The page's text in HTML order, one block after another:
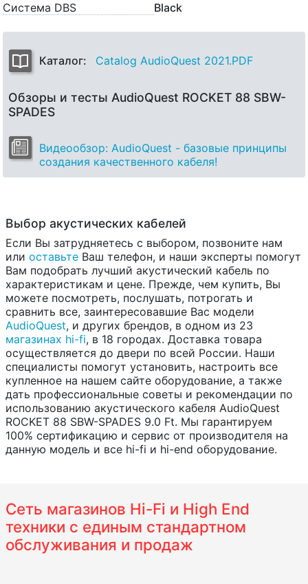
Система DBS
Black
Каталог: Catalog AudioQuest 2021.PDF
Обзоры и тесты AudioQuest ROCKET 88 SBW-
SPADES
Видеообзор: AudioQuest - базовые принципы
создания качественного кабеля!
Выбор акустических кабелей
Если Вы затрудняетесь с выбором, позвоните нам
или оставьте Ваш телефон, и наши эксперты помогут
Вам подобрать лучший акустический кабель по
характеристикам и цене. Прежде, чем купить, Вы
можете посмотреть, послушать, потрогать и
сравнить все, заинтересовавшие Вас модели
AudioQuest, и других брендов, в одном из 23
магазинах hi-fi, в 18 городах. Доставка товара
осуществляется до двери по всей России. Наши
специалисты помогут установить, настроить все
купленное на нашем сайте оборудование, а также
дать профессиональные советы и рекомендации по
использованию акустического кабеля AudioQuest
ROCKET 88 SBW-SPADES 9.0 Ft. Мы гарантируем
100% сертификацию и сервис от производителя на
данную модель и все hi-fi и hi-end оборудование.
Сеть магазинов Hi-Fi и High End
техники с единым стандартном
обслуживания и продаж